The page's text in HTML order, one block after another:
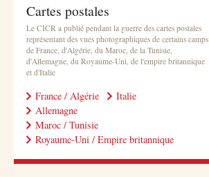
Cartes postales
Le CICR a publié pendant la guerre des cartes postales
représentant des vues photographiques de certains camps
de France, d'Algérie, du Maroc, de la Tunisie,
d'Allemagne, du Royaume-Uni, de l'empire britannique
et d'Italie
France / Algérie
Italie
Allemagne
Maroc / Tunisie
Royaume-Uni / Empire britannique